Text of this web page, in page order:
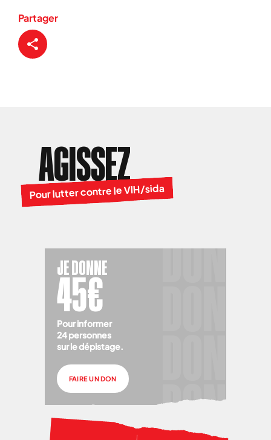
Partager
AGISSEZ
Pour lutter contre le VIH/sida
JE DONNE
45€
Pour informer
24 personnes
sur le dépistage.
FAIRE UN DON